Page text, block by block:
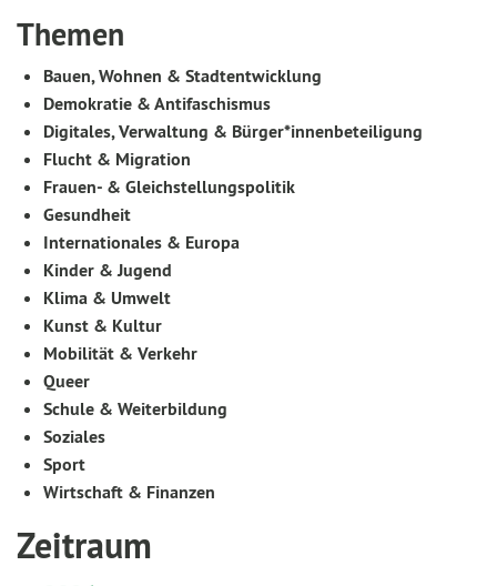
Themen
Bauen, Wohnen & Stadtentwicklung
Demokratie & Antifaschismus
Digitales, Verwaltung & Bürger*innenbeteiligung
Flucht & Migration
Frauen- & Gleichstellungspolitik
Gesundheit
Internationales & Europa
Kinder & Jugend
Klima & Umwelt
Kunst & Kultur
Mobilität & Verkehr
Queer
Schule & Weiterbildung
Soziales
Sport
Wirtschaft & Finanzen
Zeitraum